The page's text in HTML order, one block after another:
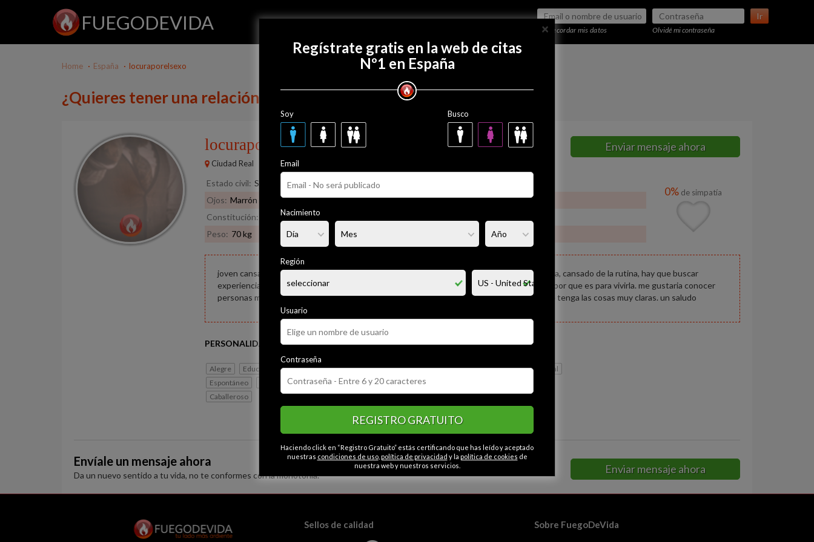
FUEGODEVIDA Ir
Recordar mis datos Olvidé mi contraseña
Regístrate gratis
Home España locuraporelsexo
¿Quieres tener una relación con locuraporelsexo?
locuraporelsexo32 años
Ciudad Real
Enviar mensaje ahora
Estado civil: Soltero
Ojos: Marrón Pelo: Moreno
Constitución:
Normal
Peso: 70 kg
0% de simpatía
joven cansado de la rutina,buscos emociones y experiencias nuevas con gente mas madura, cansado de la rutina, hay que buscar
experiencias nuevas y virtuosas,que te saquen del agobio del dia a dia, disfrutar de la vida por que es para vivirla. me gustaria conocer
personas maduras que den un giro ami rutina y me hagan evadirme de ella, gente seria que tenga las cosas muy claras. un saludo
PERSONALIDAD
Alegre Educado Simpático Extrovertido Apasionado
Seguro
Espontáneo
Generoso Honesto Serio Sensible
Gracioso
Caballeroso
CATEGORÍAS
Contactos en Ciudad real
Envíale un mensaje ahora
Da un nuevo sentido a tu vida, no te conformes con la monotonía. Enviar mensaje ahora
×
Regístrate gratis en la web de citas
Nº1 en España
Soy Busco
Email
Nacimiento
Región
Usuario
Contraseña
REGISTRO GRATUITO
Haciendo click en “Registro Gratuito” estás certificando que has leído y aceptado
nuestras condiciones de uso, política de privacidad y la política de cookies de
nuestra web y nuestros servicios.
Sellos de calidad Sobre FuegoDeVida